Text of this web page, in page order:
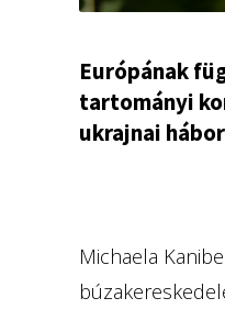
Európának
tartományi
ukrajnai
Michaela